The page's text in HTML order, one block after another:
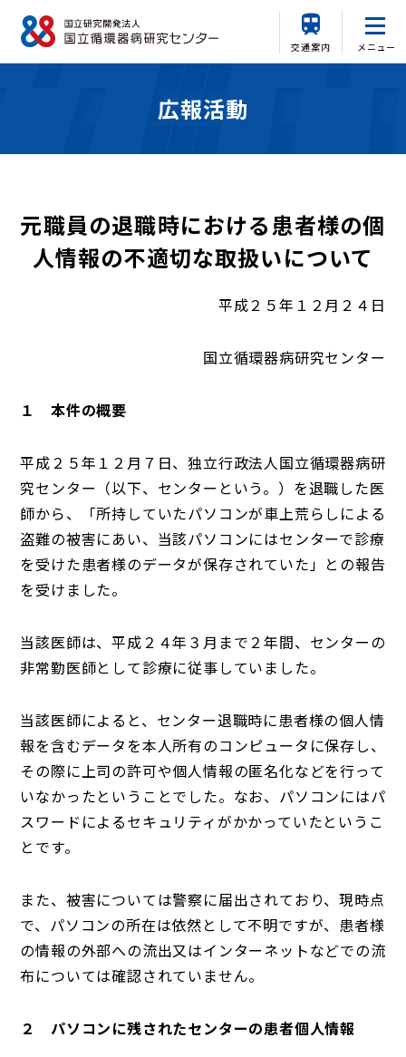
交通案内 メニュー
広報活動
元職員の退職時における患者様の個
人情報の不適切な取扱いについて
平成２５年１２月２４日
国立循環器病研究センター
１ 本件の概要
平成２５年１２月７日、独立行政法人国立循環器病研
究センター（以下、センターという。）を退職した医
師から、「所持していたパソコンが車上荒らしによる
盗難の被害にあい、当該パソコンにはセンターで診療
を受けた患者様のデータが保存されていた」との報告
を受けました。
当該医師は、平成２４年３月まで２年間、センターの
非常勤医師として診療に従事していました。
当該医師によると、センター退職時に患者様の個人情
報を含むデータを本人所有のコンピュータに保存し、
その際に上司の許可や個人情報の匿名化などを行って
いなかったということでした。なお、パソコンにはパ
スワードによるセキュリティがかかっていたというこ
とです。
また、被害については警察に届出されており、現時点
で、パソコンの所在は依然として不明ですが、患者様
の情報の外部への流出又はインターネットなどでの流
布については確認されていません。
２ パソコンに残されたセンターの患者個人情報